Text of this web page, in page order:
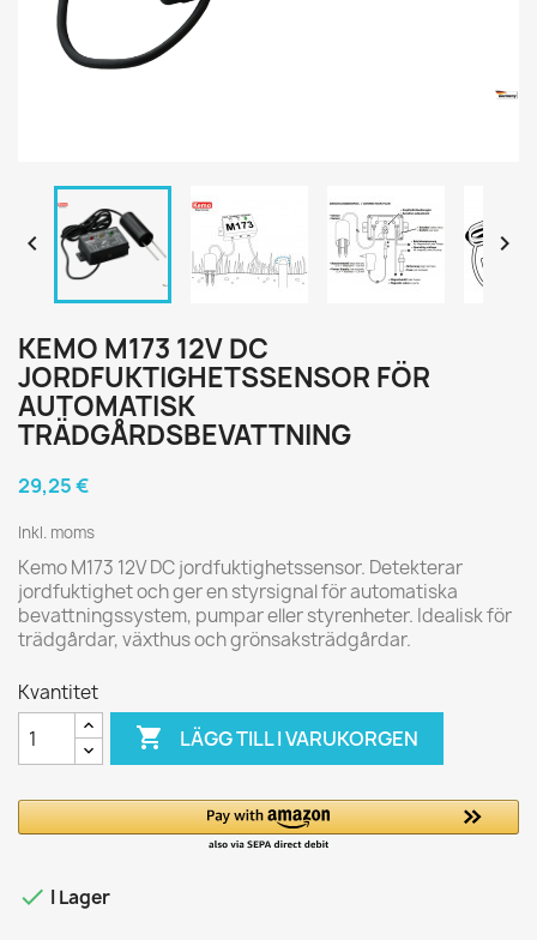
 
KEMO M173 12V DC
JORDFUKTIGHETSSENSOR FÖR
AUTOMATISK
TRÄDGÅRDSBEVATTNING
29,25 €
Inkl. moms
Kemo M173 12V DC jordfuktighetssensor. Detekterar
jordfuktighet och ger en styrsignal för automatiska
bevattningssystem, pumpar eller styrenheter. Idealisk för
trädgårdar, växthus och grönsaksträdgårdar.
Kvantitet
 LÄGG TILL I VARUKORGEN
 I Lager